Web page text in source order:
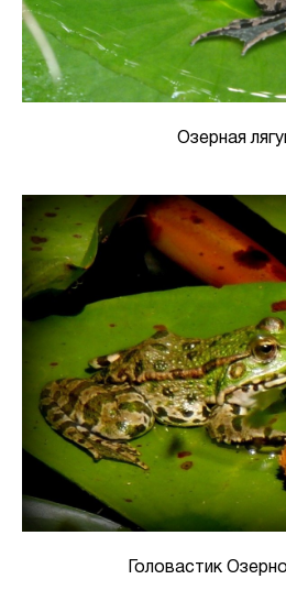
Озерная
Головастик